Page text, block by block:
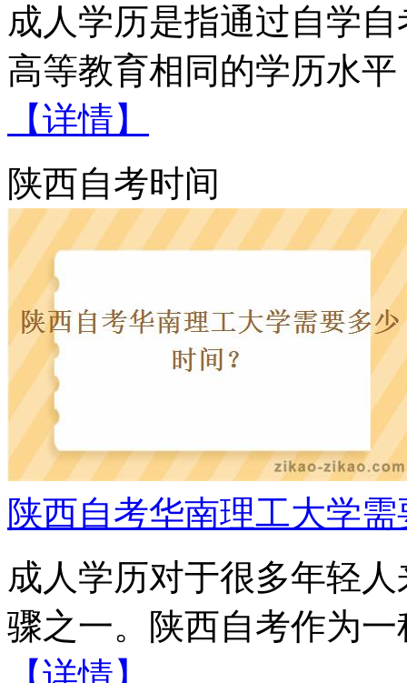
成人学历是指通过自学
高等教育相同的学历水
【详情】
陕西自考时间
陕西自考华南理工大学
成人学历对于很多年轻
骤之一。陕西自考作为
【详情】